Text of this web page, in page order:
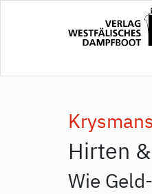
Hirten
Wie